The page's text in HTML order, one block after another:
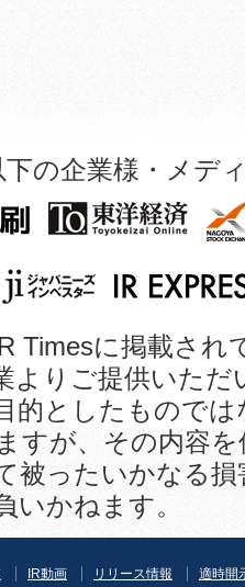
下の企業様・メデ
Timesに掲載され
よりご提供いただ
的としたもので
すが、その内容
被ったいかなる
いかねます。
IR動画 リリース情報 適時開